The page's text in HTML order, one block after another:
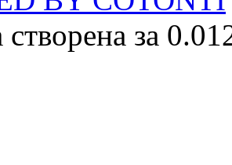
створена за